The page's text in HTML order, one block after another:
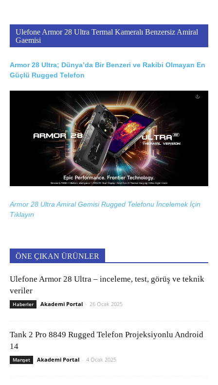
Ulefone Armor 28 Ultra Termal Kameralı Benzersiz Amiral
Gaemisi
Armor 28 Ultra; Dünya’da Bir Benzeri ve Rakibi Olmayan En
Güçlü Rugged Telefon
Armor 28 Ultra Amiral Gemisi Rugged Telefonu İncelemek İçin
Tıklayın
ÖNE ÇIKAN ÜRÜNLER
Ulefone Armor 28 Ultra – inceleme, test, görüş ve teknik
veriler
Haberler Akademi Portal - 26 Ocak 2025
Tank 2 Pro 8849 Rugged Telefon Projeksiyonlu Android
14
Manşet Akademi Portal - 4 Ocak 2025